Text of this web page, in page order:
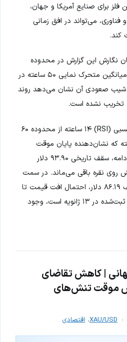
برای صنایع آمریکا و جهان،
فناوری، می‌تواند در افق زمانی
کند.
نگارش این گزارش در محدوده
۹۰.۶۰ دلار معامله می‌شود. میانگین متحرک نمایی ۵۰ ساعته در
دارد و شیب صعودی آن نشان می‌دهد روند
تخریب نشده است.
با این حال، شاخص قدرت نسبی (RSI) ۱۴ ساعته از محدوده ۶۰
۴۰ تا ۶۰ بازگشته که نشان‌دهنده پایان موقت
مومنتوم صعودی است. در ادامه، سقف تاریخی ۹۳.۹۰ دلار
روی نقره باقی می‌ماند. در سمت
مقابل، در صورت شکست کف ۸۶.۱۹ دلار، احتمال افت قیمت تا
محدوده ۸۳.۶۲ دلار که کف ثبت‌شده در ۱۳ ژانویه است، وجود
| کاهش تقاضای
موقت تنش‌های
XAU/USD، اقتصادی